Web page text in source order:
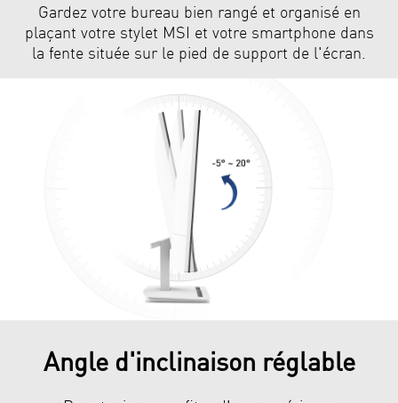
Gardez votre bureau bien rangé et organisé en
plaçant votre stylet MSI et votre smartphone dans
la fente située sur le pied de support de l'écran.
Angle d'inclinaison réglable